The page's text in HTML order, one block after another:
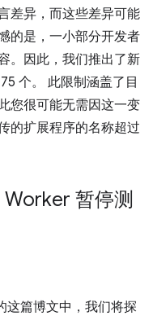
差异，而这些差异可能
的是，一小部分开发者
。因此，我们推出了新
个。 此限制涵盖了目
您很可能无需因这一变
的扩展程序的名称超过
暂停测
这篇博文中，我们将探